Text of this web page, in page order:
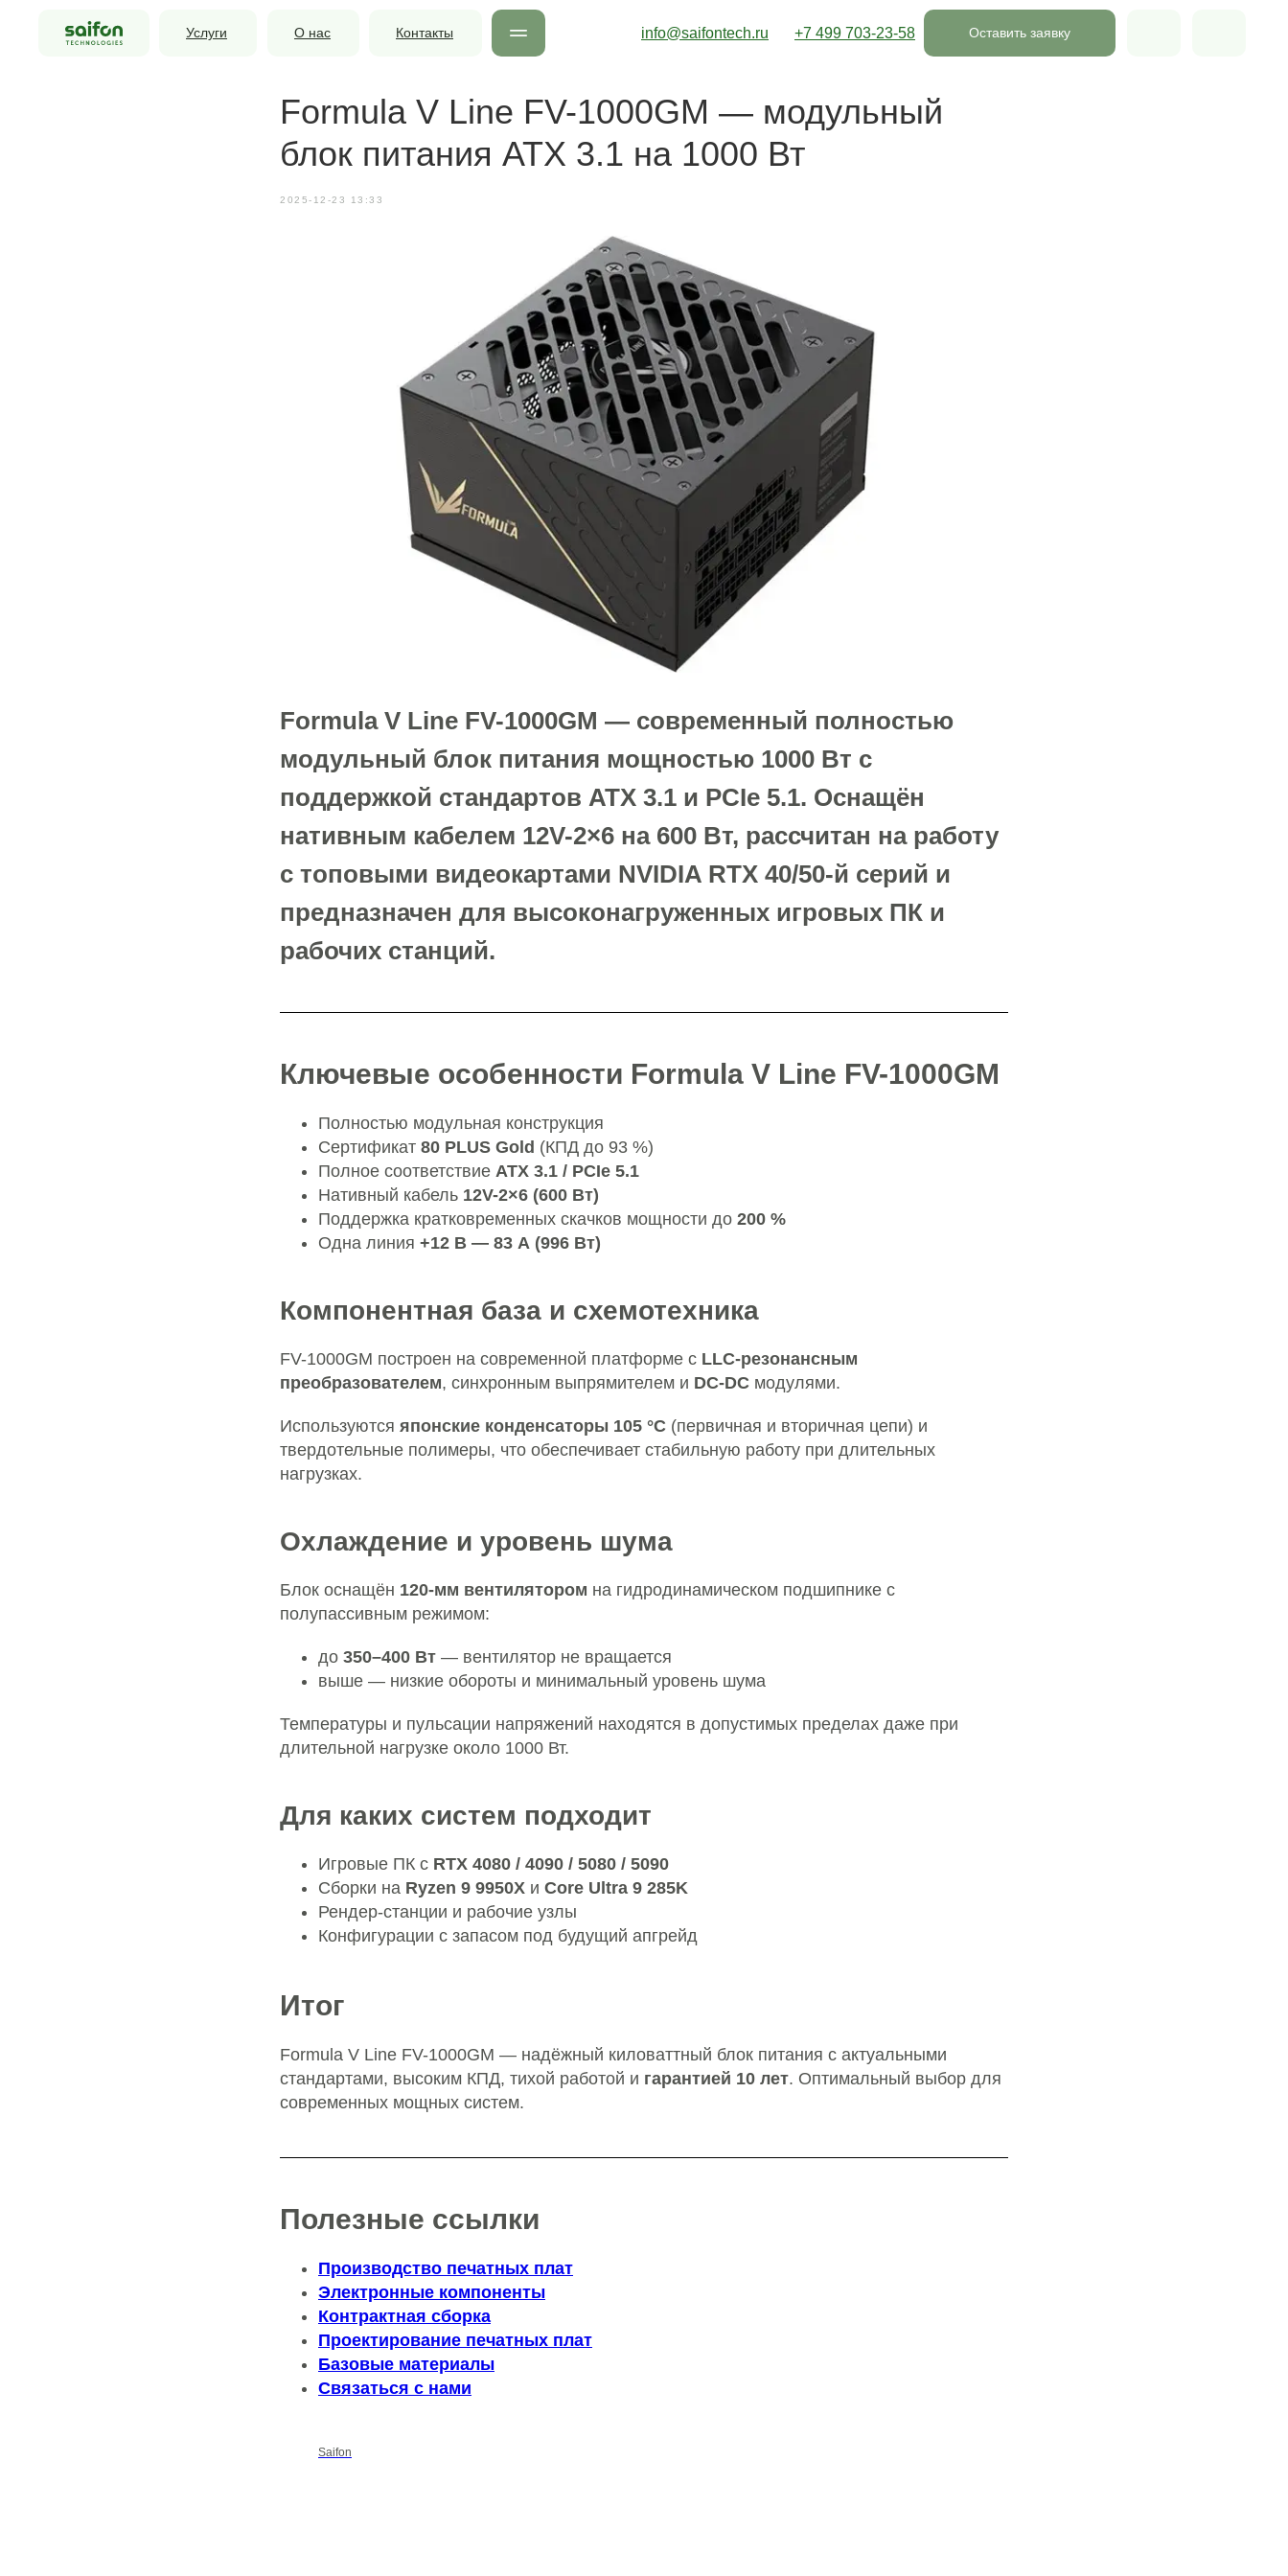
Услуги О нас Контакты +7 499 703-23-58
info@saifontech.ru Оставить заявку
Formula V Line FV-1000GM — модульный
блок питания ATX 3.1 на 1000 Вт
2025-12-23 13:33
Formula V Line FV-1000GM — современный полностью
модульный блок питания мощностью 1000 Вт с
поддержкой стандартов ATX 3.1 и PCIe 5.1. Оснащён
нативным кабелем 12V-2×6 на 600 Вт, рассчитан на работу
с топовыми видеокартами NVIDIA RTX 40/50-й серий и
предназначен для высоконагруженных игровых ПК и
рабочих станций.
Ключевые особенности Formula V Line FV-1000GM
Полностью модульная конструкция
Сертификат 80 PLUS Gold (КПД до 93 %)
Полное соответствие ATX 3.1 / PCIe 5.1
Нативный кабель 12V-2×6 (600 Вт)
Поддержка кратковременных скачков мощности до 200 %
Одна линия +12 В — 83 А (996 Вт)
Компонентная база и схемотехника
FV-1000GM построен на современной платформе с LLC-резонансным
преобразователем, синхронным выпрямителем и DC-DC модулями.
Используются японские конденсаторы 105 °C (первичная и вторичная цепи) и
твердотельные полимеры, что обеспечивает стабильную работу при длительных
нагрузках.
Охлаждение и уровень шума
Блок оснащён 120-мм вентилятором на гидродинамическом подшипнике с
полупассивным режимом:
до 350–400 Вт — вентилятор не вращается
выше — низкие обороты и минимальный уровень шума
Температуры и пульсации напряжений находятся в допустимых пределах даже при
длительной нагрузке около 1000 Вт.
Для каких систем подходит
Игровые ПК с RTX 4080 / 4090 / 5080 / 5090
Сборки на Ryzen 9 9950X и Core Ultra 9 285K
Рендер-станции и рабочие узлы
Конфигурации с запасом под будущий апгрейд
Итог
Formula V Line FV-1000GM — надёжный киловаттный блок питания с актуальными
стандартами, высоким КПД, тихой работой и гарантией 10 лет. Оптимальный выбор для
современных мощных систем.
Полезные ссылки
Производство печатных плат
Электронные компоненты
Контрактная сборка
Проектирование печатных плат
Базовые материалы
Связаться с нами
Saifon